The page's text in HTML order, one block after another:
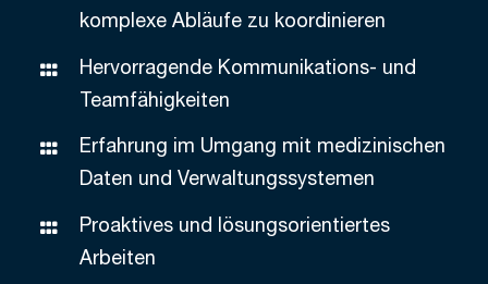
komplexe Abläufe zu koordinieren
Hervorragende Kommunikations- und
Teamfähigkeiten
Erfahrung im Umgang mit medizinischen
Daten und Verwaltungssystemen
Proaktives und lösungsorientiertes
Arbeiten